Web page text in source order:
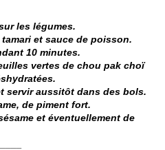
les légumes.
et sauce de poisson.
10 minutes.
vertes de chou pak choï
servir aussitôt dans des bols.
de piment fort.
et éventuellement de